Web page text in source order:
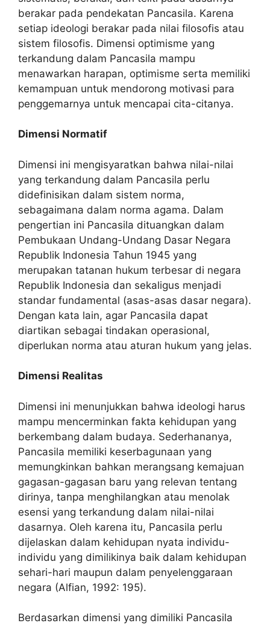
berakar pada pendekatan Pancasila. Karena
setiap ideologi berakar pada nilai filosofis atau
sistem filosofis. Dimensi optimisme yang
terkandung dalam Pancasila mampu
menawarkan harapan, optimisme serta memiliki
kemampuan untuk mendorong motivasi para
penggemarnya untuk mencapai cita-citanya.
Dimensi Normatif
Dimensi ini mengisyaratkan bahwa nilai-nilai
yang terkandung dalam Pancasila perlu
didefinisikan dalam sistem norma,
sebagaimana dalam norma agama. Dalam
pengertian ini Pancasila dituangkan dalam
Pembukaan Undang-Undang Dasar Negara
Republik Indonesia Tahun 1945 yang
merupakan tatanan hukum terbesar di negara
Republik Indonesia dan sekaligus menjadi
standar fundamental (asas-asas dasar negara).
Dengan kata lain, agar Pancasila dapat
diartikan sebagai tindakan operasional,
diperlukan norma atau aturan hukum yang jelas.
Dimensi Realitas
Dimensi ini menunjukkan bahwa ideologi harus
mampu mencerminkan fakta kehidupan yang
berkembang dalam budaya. Sederhananya,
Pancasila memiliki keserbagunaan yang
memungkinkan bahkan merangsang kemajuan
gagasan-gagasan baru yang relevan tentang
dirinya, tanpa menghilangkan atau menolak
esensi yang terkandung dalam nilai-nilai
dasarnya. Oleh karena itu, Pancasila perlu
dijelaskan dalam kehidupan nyata individu-
individu yang dimilikinya baik dalam kehidupan
sehari-hari maupun dalam penyelenggaraan
negara (Alfian, 1992: 195).
Berdasarkan dimensi yang dimiliki Pancasila